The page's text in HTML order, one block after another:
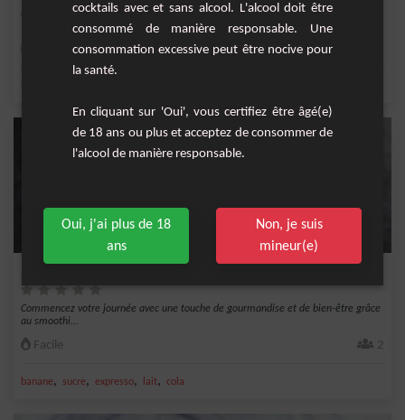
Smoothie rapide à réaliser aux saveurs automnales.
Commencez votre journée avec une touche de gourmandise et de bien-être grâce
au smoothi...
Facile 2
banane, sucre, expresso, lait, cola
cocktails avec et sans alcool. L'alcool doit être
consommé de manière responsable. Une
consommation excessive peut être nocive pour
la santé.
En cliquant sur 'Oui', vous certifiez être âgé(e)
de 18 ans ou plus et acceptez de consommer de
l'alcool de manière responsable.
Oui, j'ai plus de 18
ans
Non, je suis
mineur(e)